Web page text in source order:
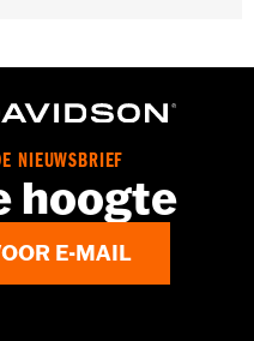
tandwiel en schijfrem
NIEUWSBRIEF
hoogte
E-MAIL